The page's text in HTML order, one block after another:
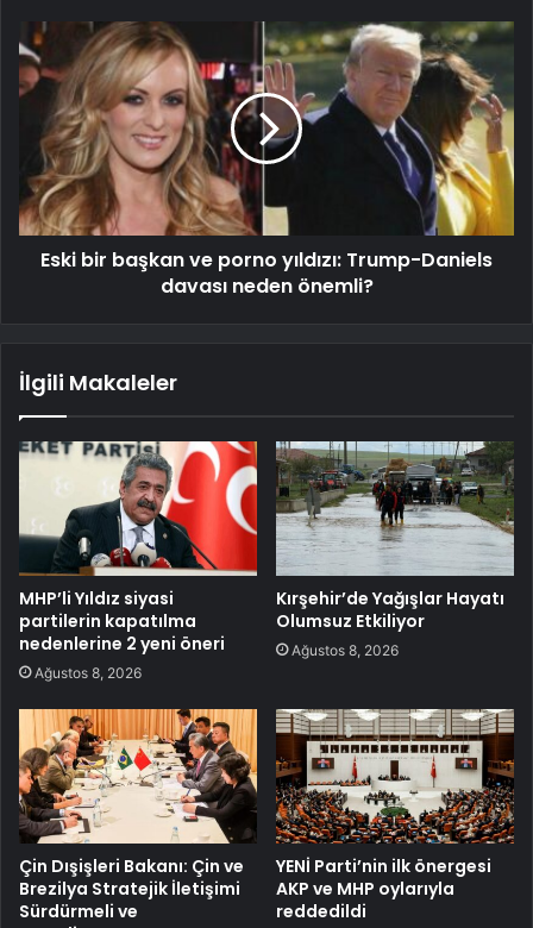
Eski bir başkan ve porno yıldızı: Trump-Daniels
davası neden önemli?
İlgili Makaleler
MHP’li Yıldız siyasi
partilerin kapatılma
nedenlerine 2 yeni öneri
Ağustos 8, 2026
Kırşehir’de Yağışlar Hayatı
Olumsuz Etkiliyor
Ağustos 8, 2026
Çin Dışişleri Bakanı: Çin ve
Brezilya Stratejik İletişimi
Sürdürmeli ve
YENİ Parti’nin ilk önergesi
AKP ve MHP oylarıyla
reddedildi